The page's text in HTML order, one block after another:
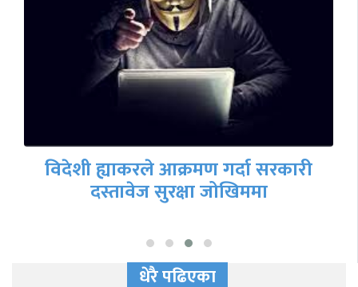
फेरि गृहमन्त्री नियुक्त होलान् रवि लामिछाने ?
धेरै पढिएका